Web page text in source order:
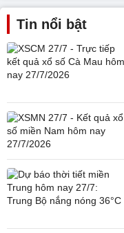
Tin nổi bật